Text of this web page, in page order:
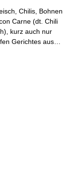
Chilis, Bohnen
Carne (dt. Chili
kurz auch nur
Gerichtes aus…